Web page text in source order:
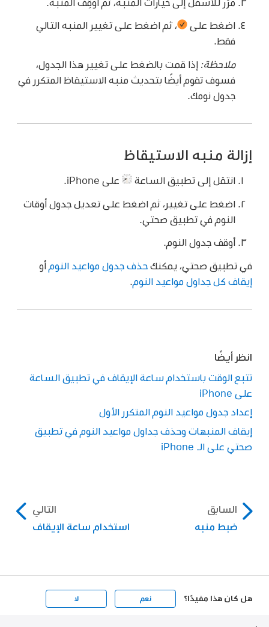
اضغط على ،ثم اضغط على تغيير المنبه التالي
فقط.
ملاحظة:إذا قمت بالضغط على تغيير هذا الجدول،
فسوف تقوم أيضًا بتحديث منبه الاستيقاظ المتكرر في
جدول نومك.
إزالة منبه الاستيقاظ
انتقل إلى تطبيق الساعة على iPhone.
اضغط على تغيير، ثم اضغط على تعديل جدول أوقات
النوم في تطبيق صحتي.
أوقف جدول النوم.
في تطبيق صحتي، يمكنك حذف جدول مواعيد النوم أو
إيقاف كل جداول مواعيد النوم
انظر أيضًا
تتبع الوقت باستخدام ساعة الإيقاف في تطبيق الساعة
على iPhone
إعداد جدول مواعيد النوم المتكرر الأول
إيقاف المنبهات وحذف جداول مواعيد النوم في تطبيق
صحتي على الـ iPhone
السابق
ضبط منبه
التالي
استخدام ساعة الإيقاف
هل كان هذا مفيدًا؟ نعم لا